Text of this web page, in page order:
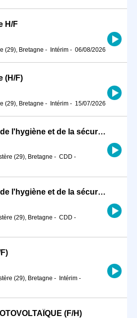
H/F
(29), Bretagne - Intérim - 06/08/2026
(H/F)
(29), Bretagne - Intérim - 15/07/2026
Chargé / Chargée de l'hygiène et de la sécurité du travail en ind (H/F)
(29), Bretagne - CDD -
Chargé / Chargée de l'hygiène et de la sécurité du travail en ind (H/F)
(29), Bretagne - CDD -
(29), Bretagne - Intérim -
(F/H)